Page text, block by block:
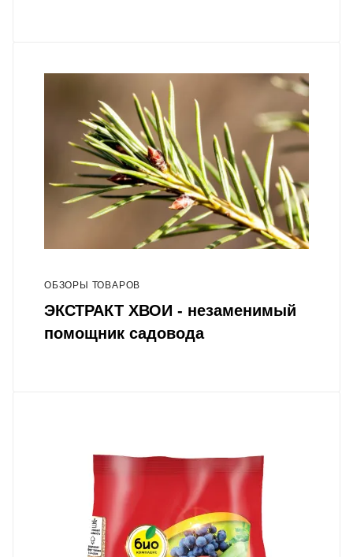
ОБЗОРЫ ТОВАРОВ
ЭКСТРАКТ ХВОИ - незаменимый
помощник садовода